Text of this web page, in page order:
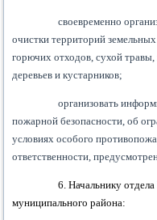
своевременно
очистки территорий
горючих отходов, сухой
деревьев и кустарников;
организовать
пожарной безопасности, об
условиях особого
ответственности,
6. Начальнику
муниципального района: